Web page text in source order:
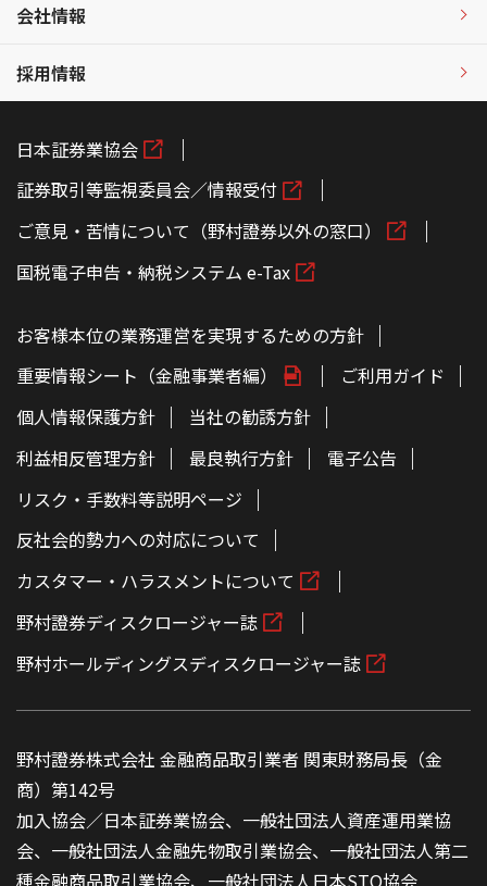
会社情報
採用情報
日本証券業協会
証券取引等監視委員会／情報受付
ご意見・苦情について（野村證券以外の窓口）
国税電子申告・納税システム e-Tax
お客様本位の業務運営を実現するための方針
重要情報シート（金融事業者編）
ご利用ガイド
個人情報保護方針
当社の勧誘方針
利益相反管理方針
最良執行方針
電子公告
リスク・手数料等説明ページ
反社会的勢力への対応について
カスタマー・ハラスメントについて
野村證券ディスクロージャー誌
野村ホールディングスディスクロージャー誌
野村證券株式会社 金融商品取引業者 関東財務局長（金
商）第142号
加入協会／日本証券業協会、一般社団法人資産運用業協
会、一般社団法人金融先物取引業協会、一般社団法人第二